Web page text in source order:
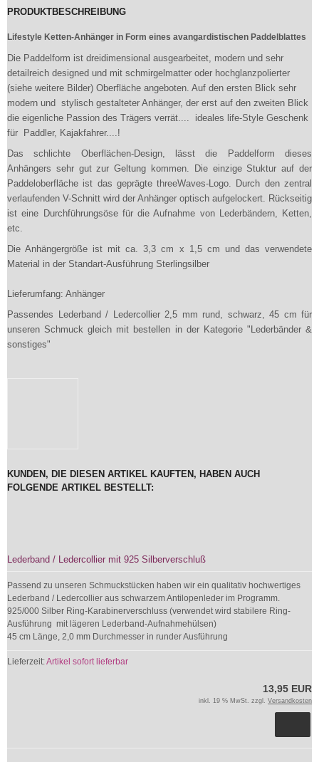
PRODUKTBESCHREIBUNG
Lifestyle Ketten-Anhänger in Form eines avangardistischen Paddelblattes
Die Paddelform ist dreidimensional ausgearbeitet, modern und sehr
detailreich designed und mit schmirgelmatter oder hochglanzpolierter
(siehe weitere Bilder) Oberfläche angeboten. Auf den ersten Blick sehr
modern und stylisch gestalteter Anhänger, der erst auf den zweiten Blick
die eigenliche Passion des Trägers verrät.... ideales life-Style Geschenk
für Paddler, Kajakfahrer....!
Das schlichte Oberflächen-Design, lässt die Paddelform dieses
Anhängers sehr gut zur Geltung kommen. Die einzige Stuktur auf der
Paddeloberfläche ist das geprägte threeWaves-Logo. Durch den zentral
verlaufenden V-Schnitt wird der Anhänger optisch aufgelockert. Rückseitig
ist eine Durchführungsöse für die Aufnahme von Lederbändern, Ketten,
etc.
Die Anhängergröße ist mit ca. 3,3 cm x 1,5 cm und das verwendete
Material in der Standart-Ausführung Sterlingsilber
Lieferumfang: Anhänger
Passendes Lederband / Ledercollier 2,5 mm rund, schwarz, 45 cm für
unseren Schmuck gleich mit bestellen in der Kategorie "Lederbänder &
sonstiges"
KUNDEN, DIE DIESEN ARTIKEL KAUFTEN, HABEN AUCH
FOLGENDE ARTIKEL BESTELLT:
Lederband / Ledercollier mit 925 Silberverschluß
Passend zu unseren Schmuckstücken haben wir ein qualitativ hochwertiges
Lederband / Ledercollier aus schwarzem Antilopenleder im Programm.
925/000 Silber Ring-Karabinerverschluss (verwendet wird stabilere Ring-
Ausführung mit lägeren Lederband-Aufnahmehülsen)
45 cm Länge, 2,0 mm Durchmesser in runder Ausführung
Lieferzeit:Artikel sofort lieferbar
13,95 EUR
inkl. 19 % MwSt. zzgl. Versandkosten